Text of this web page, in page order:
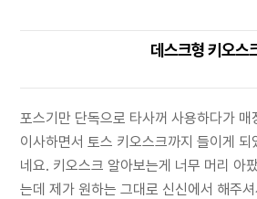
데스크형 키오스
포스기만 단독으로 타사꺼 사용하다가 매
이사하면서 토스 키오스크까지 들이게 되
네요. 키오스크 알아보는게 너무 머리 아
는데 제가 원하는 그대로 신신에서 해주셔